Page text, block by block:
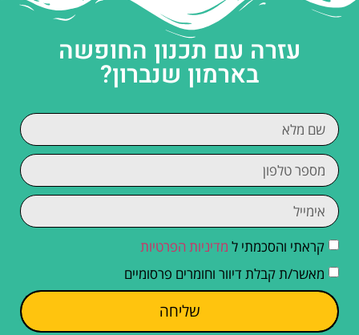
עזרה עם תכנון החופשה
בארמון שנברון?
קראתי והסכמתי ל מדיניות הפרטיות
מאשר/ת קבלת דיוור וחומרים פרסומיים
שליחה